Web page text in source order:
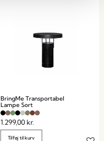
BringMe Transportabel
Lampe Sort
1.299,00 kr.
Tilføj til kurv